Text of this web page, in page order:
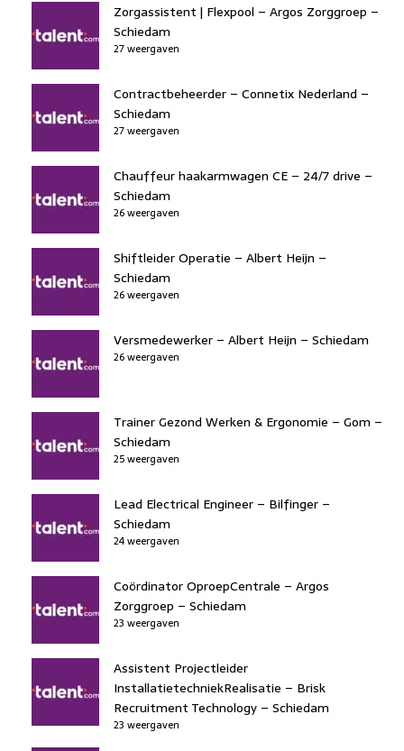
Zorgassistent | Flexpool – Argos Zorggroep –
Schiedam
27 weergaven
Contractbeheerder – Connetix Nederland –
Schiedam
27 weergaven
Chauffeur haakarmwagen CE – 24/7 drive –
Schiedam
26 weergaven
Shiftleider Operatie – Albert Heijn –
Schiedam
26 weergaven
Versmedewerker – Albert Heijn – Schiedam
26 weergaven
Trainer Gezond Werken & Ergonomie – Gom –
Schiedam
25 weergaven
Lead Electrical Engineer – Bilfinger –
Schiedam
24 weergaven
Coördinator OproepCentrale – Argos
Zorggroep – Schiedam
23 weergaven
Assistent Projectleider
InstallatietechniekRealisatie – Brisk
Recruitment Technology – Schiedam
23 weergaven